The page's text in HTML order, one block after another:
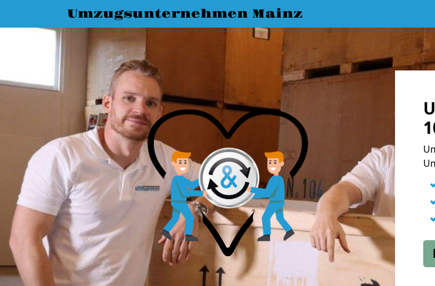
Umzugsunternehmen Mainz